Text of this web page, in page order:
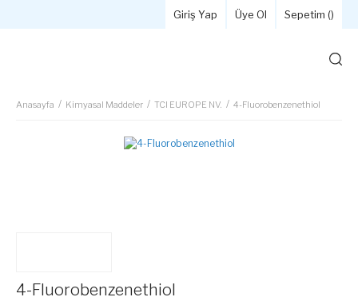
Giriş Yap Üye Ol Sepetim ()
Anasayfa Kimyasal Maddeler TCI EUROPE NV. 4-Fluorobenzenethiol
4-Fluorobenzenethiol